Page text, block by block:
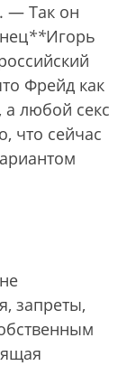
— Так он
**Игорь
Фрейд как
а любой секс
что сейчас
запреты,